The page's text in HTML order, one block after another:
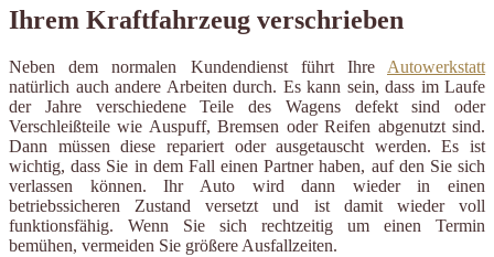
Ihrem Kraftfahrzeug verschrieben
Neben dem normalen Kundendienst führt Ihre Autowerkstatt
natürlich auch andere Arbeiten durch. Es kann sein, dass im Laufe
der Jahre verschiedene Teile des Wagens defekt sind oder
Verschleißteile wie Auspuff, Bremsen oder Reifen abgenutzt sind.
Dann müssen diese repariert oder ausgetauscht werden. Es ist
wichtig, dass Sie in dem Fall einen Partner haben, auf den Sie sich
verlassen können. Ihr Auto wird dann wieder in einen
betriebssicheren Zustand versetzt und ist damit wieder voll
funktionsfähig. Wenn Sie sich rechtzeitig um einen Termin
bemühen, vermeiden Sie größere Ausfallzeiten.